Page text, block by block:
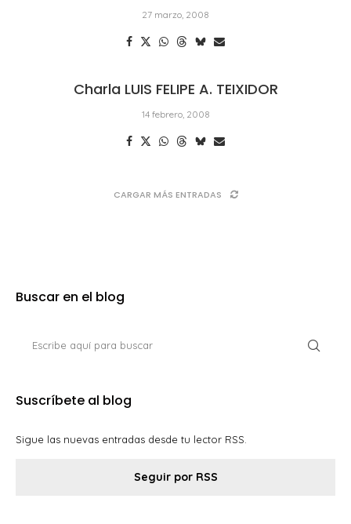
27 marzo, 2008
Charla LUIS FELIPE A. TEIXIDOR
14 febrero, 2008
CARGAR MÁS ENTRADAS
Buscar en el blog
Suscríbete al blog
Sigue las nuevas entradas desde tu lector RSS.
Seguir por RSS